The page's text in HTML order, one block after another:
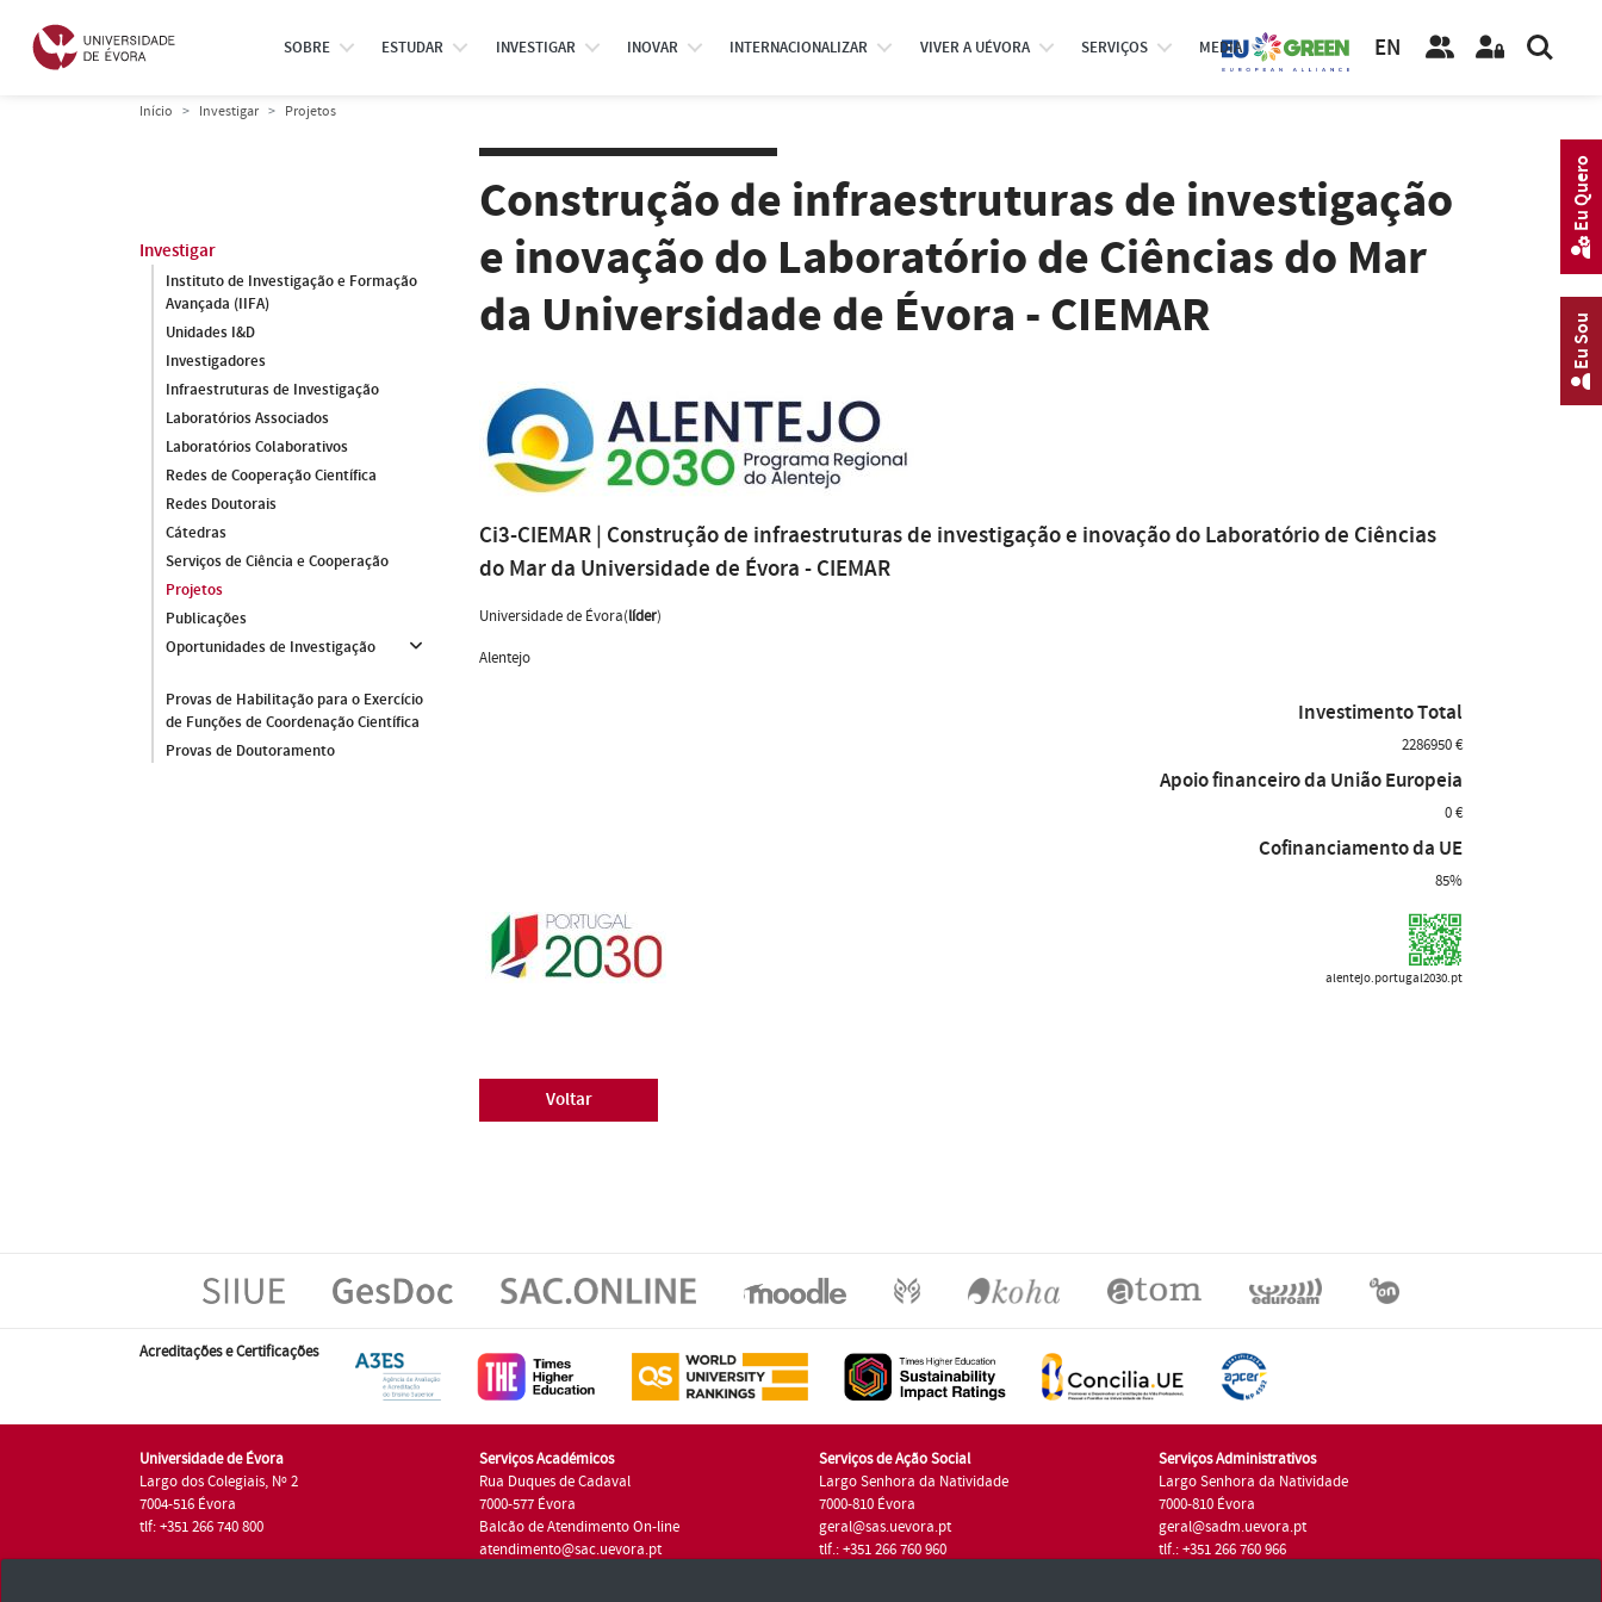
SOBRE ESTUDAR INVESTIGAR INOVAR INTERNACIONALIZAR VIVER A UÉVORA SERVIÇOS MEDIA EN
Início Investigar Projetos
Investigar
Instituto de Investigação e Formação
Avançada (IIFA)
Unidades I&D
Investigadores
Infraestruturas de Investigação
Laboratórios Associados
Laboratórios Colaborativos
Redes de Cooperação Científica
Redes Doutorais
Cátedras
Serviços de Ciência e Cooperação
Projetos
Publicações
Oportunidades de Investigação
Provas de Habilitação para o Exercício
de Funções de Coordenação Científica
Provas de Doutoramento
Construção de infraestruturas de investigação
e inovação do Laboratório de Ciências do Mar
da Universidade de Évora - CIEMAR
Ci3-CIEMAR | Construção de infraestruturas de investigação e inovação do Laboratório de Ciências
do Mar da Universidade de Évora - CIEMAR
Universidade de Évora(líder)
Alentejo
Investimento Total
2286950 €
Apoio financeiro da União Europeia
0 €
Cofinanciamento da UE
85%
alentejo.portugal2030.pt
Voltar
Acreditações e Certificações
Universidade de Évora
Largo dos Colegiais, Nº 2
7004-516 Évora
tlf: +351 266 740 800
Serviços Académicos
Rua Duques de Cadaval
7000-577 Évora
Balcão de Atendimento On-line
atendimento@sac.uevora.pt
Serviços de Ação Social
Largo Senhora da Natividade
7000-810 Évora
geral@sas.uevora.pt
tlf.: +351 266 760 960
Serviços Administrativos
Largo Senhora da Natividade
7000-810 Évora
geral@sadm.uevora.pt
tlf.: +351 266 760 966
Eu Sou
Eu Quero